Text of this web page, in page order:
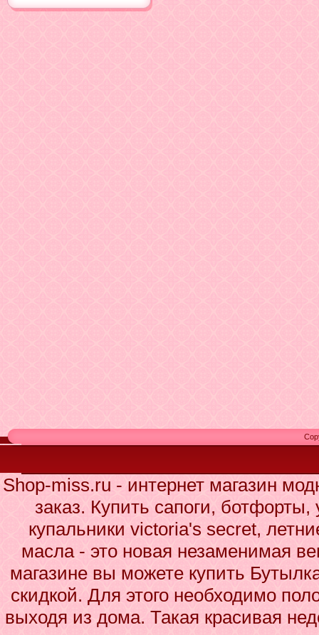
Shop-miss.ru - интернет магазин
заказ. Купить сапоги,
купальники victoria's secret,
масла - это новая незаменимая
магазине вы можете купить
скидкой. Для этого необходимо
выходя из дома. Такая красивая